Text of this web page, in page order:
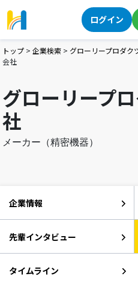
ログイン
トップ > 企業検索 > グローリープロダク
会社
グローリープ
社
メーカー（精密機器）
企業情報
先輩インタビュー
タイムライン